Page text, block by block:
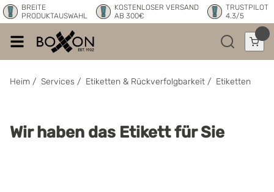
BREITE
PRODUKTAUSWAHL
KOSTENLOSER VERSAND
AB 300€
TRUSTPILOT
4.3/5
Heim / Services / Etiketten & Rückverfolgbarkeit / Etiketten
Wir haben das Etikett für Sie